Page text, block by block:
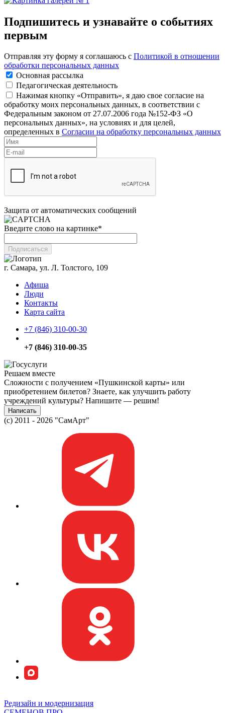
Подпишитесь и узнавайте о событиях
первым
Отправляя эту форму я соглашаюсь с Политикой в отношении
обработки персональных данных
Основная рассылка
Педагогическая деятельность
Нажимая кнопку «Отправить», я даю свое согласие на
обработку моих персональных данных, в соответствии с
Федеральным законом от 27.07.2006 года №152-ФЗ «О
персональных данных», на условиях и для целей,
определенных в Согласии на обработку персональных данных
Защита от автоматических сообщений
Введите слово на картинке*
г. Самара, ул. Л. Толстого, 109
Афиша
Люди
Контакты
Карта сайта
+7 (846) 310-00-30
+7 (846) 310-00-35
Решаем вместе
Сложности с получением «Пушкинской карты» или
приобретением билетов? Знаете, как улучшить работу
учреждений культуры? Напишите — решим!
Написать
(c) 2011 - 2026 "СамАрт"
Редизайн и модернизация